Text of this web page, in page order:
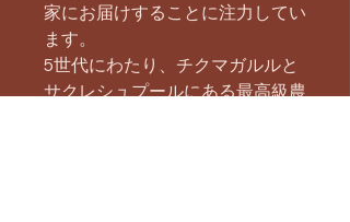
家にお届けすることに注力してい
ます。
5世代にわたり、チクマガルルと
サクレシュプールにある最高級農